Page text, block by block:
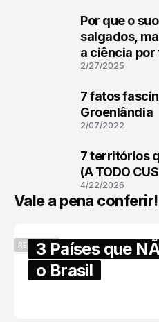
Por que o
salgados,
a ciência por
2/27/2025
7 fatos
Groenlândia
2/07/2022
7 territórios
(A TODO
4/22/2026
Vale a pena conferir!
RECENTES3 Países que
o Brasil